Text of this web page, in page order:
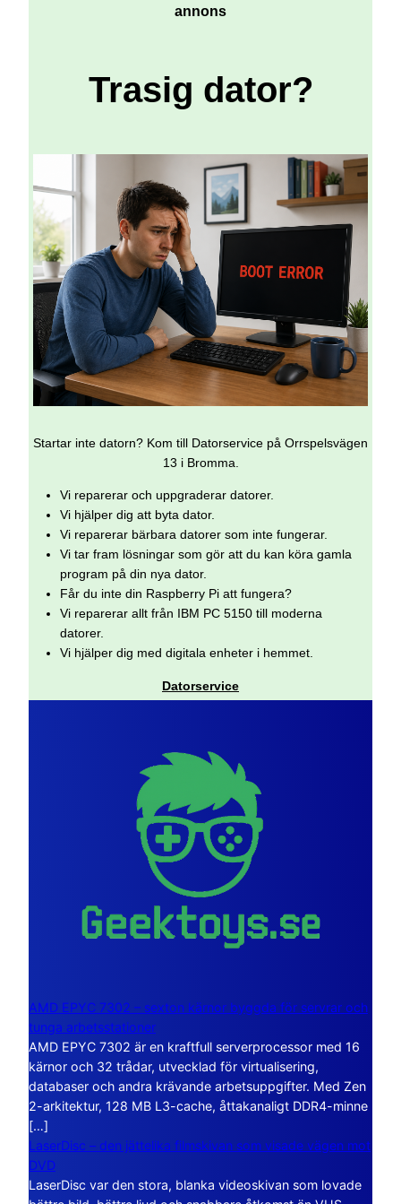
annons
Trasig dator?
Startar inte datorn? Kom till Datorservice på Orrspelsvägen
13 i Bromma.
Vi reparerar och uppgraderar datorer.
Vi hjälper dig att byta dator.
Vi reparerar bärbara datorer som inte fungerar.
Vi tar fram lösningar som gör att du kan köra gamla
program på din nya dator.
Får du inte din Raspberry Pi att fungera?
Vi reparerar allt från IBM PC 5150 till moderna
datorer.
Vi hjälper dig med digitala enheter i hemmet.
Datorservice
AMD EPYC 7302 – sexton kärnor byggda för servrar och
tunga arbetsstationer
AMD EPYC 7302 är en kraftfull serverprocessor med 16
kärnor och 32 trådar, utvecklad för virtualisering,
databaser och andra krävande arbetsuppgifter. Med Zen
2-arkitektur, 128 MB L3-cache, åttakanaligt DDR4-minne
[…]
LaserDisc – den jättelika filmskivan som visade vägen mot
DVD
LaserDisc var den stora, blanka videoskivan som lovade